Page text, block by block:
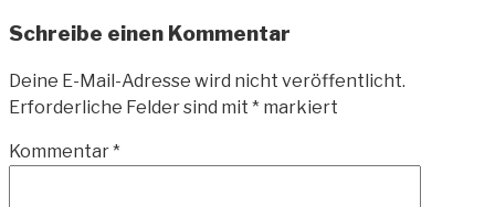
Schreibe einen Kommentar
Deine E-Mail-Adresse wird nicht veröffentlicht.
Erforderliche Felder sind mit * markiert
Kommentar*